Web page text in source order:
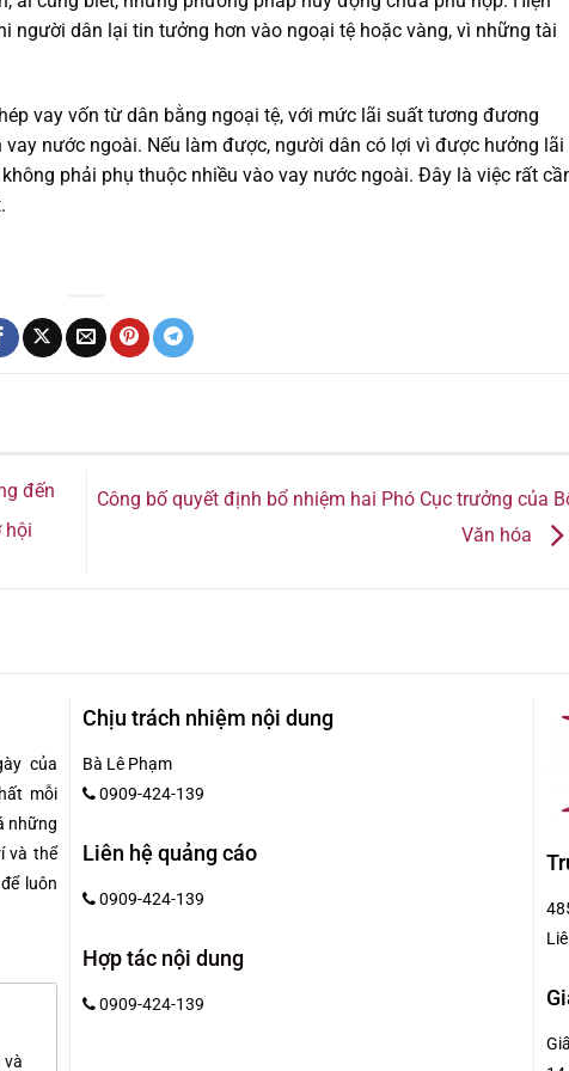
người dân lại tin tưởng hơn vào ngoại tệ hoặc vàng, vì những tài
vay vốn từ dân bằng ngoại tệ, với mức lãi suất tương đương
nước ngoài. Nếu làm được, người dân có lợi vì được hưởng lãi
phải phụ thuộc nhiều vào vay nước ngoài. Đây là việc rất
đến
hội
Công bố quyết định bổ nhiệm hai Phó Cục trưởng của
Văn hóa
của
mỗi
những
và thể
luôn
và
Chịu trách nhiệm nội dung
Bà Lê Phạm
0909-424-139
Liên hệ quảng cáo
0909-424-139
Hợp tác nội dung
0909-424-139